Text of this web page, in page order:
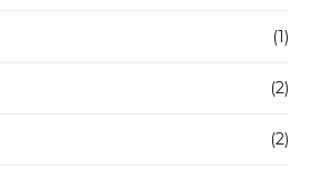
(1)
(2)
(2)